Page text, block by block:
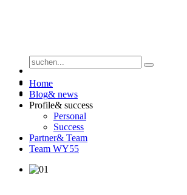
Home
Blog& news
Profile& success
Personal
Success
Partner& Team
Team WY55